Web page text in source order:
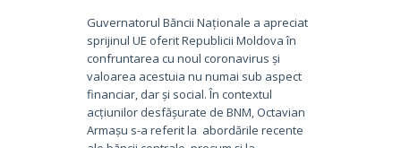
Guvernatorul Băncii Naționale a apreciat
sprijinul UE oferit Republicii Moldova în
confruntarea cu noul coronavirus și
valoarea acestuia nu numai sub aspect
financiar, dar și social. În contextul
acțiunilor desfășurate de BNM, Octavian
Armașu s-a referit la abordările recente